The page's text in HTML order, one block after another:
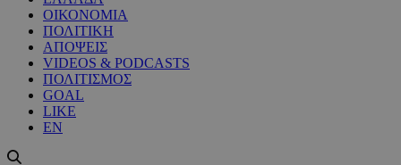
ΟΙΚΟΝΟΜΙΑ
ΠΟΛΙΤΙΚΗ
ΑΠΟΨΕΙΣ
VIDEOS & PODCASTS
ΠΟΛΙΤΙΣΜΟΣ
GOAL
LIKE
EN